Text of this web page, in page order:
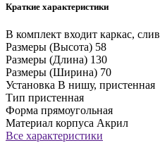
Краткие характеристики
В комплект входит каркас, слив
Размеры (Высота) 58
Размеры (Длина) 130
Размеры (Ширина) 70
Установка В нишу, пристенная
Тип пристенная
Форма прямоугольная
Материал корпуса Акрил
Все характеристики